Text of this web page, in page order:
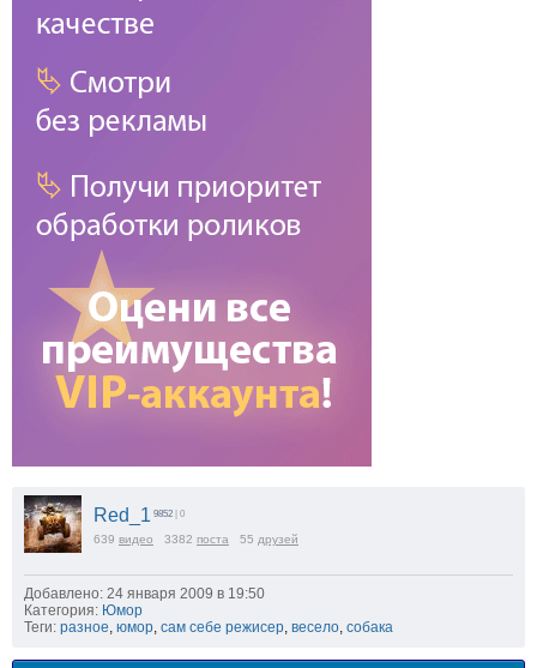
Red_1 9852 | 0
639 видео 3382 поста 55 друзей
Добавлено: 24 января 2009 в 19:50
Категория: Юмор
Теги: разное, юмор, сам себе режисер, весело, собака